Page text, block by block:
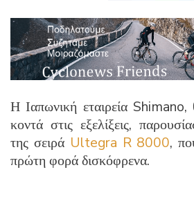
Η Ιαπωνική εταιρεία Shimano,
κοντά στις εξελίξεις,
της σειρά Ultegra R 8000,
πρώτη φορά δισκόφρενα.